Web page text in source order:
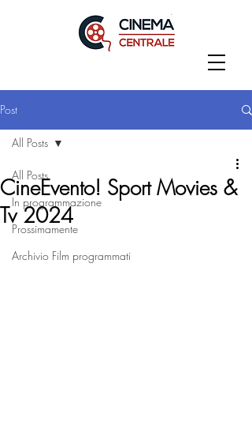
Post
All Posts
In programmazione
Prossimamente
Archivio Film programmati
All Posts
CineEvento! Sport Movies &
Tv 2024